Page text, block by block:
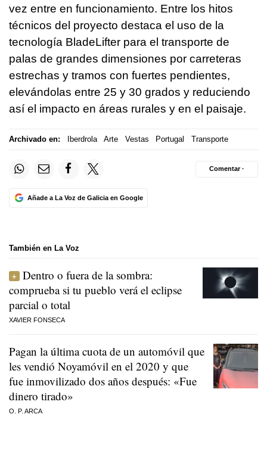
vez entre en funcionamiento. Entre los hitos
técnicos del proyecto destaca el uso de la
tecnología BladeLifter para el transporte de
palas de grandes dimensiones por carreteras
estrechas y tramos con fuertes pendientes,
elevándolas entre 25 y 30 grados y reduciendo
así el impacto en áreas rurales y en el paisaje.
Archivado en: Iberdrola Arte Vestas Portugal Transporte
Añade a La Voz de Galicia en Google
Comentar ·
También en La Voz
Dentro o fuera de la sombra:
comprueba si tu pueblo verá el eclipse
parcial o total
XAVIER FONSECA
Pagan la última cuota de un automóvil que
les vendió Noyamóvil en el 2020 y que
fue inmovilizado dos años después: «Fue
dinero tirado»
O. P. ARCA